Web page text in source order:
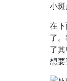
小斑
在
了
了
想要